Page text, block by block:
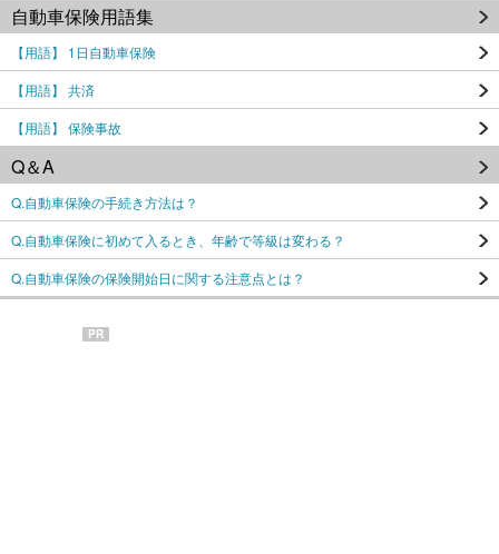
自動車保険用語集
【用語】 1日自動車保険
【用語】 共済
【用語】 保険事故
Q＆A
Q.自動車保険の手続き方法は？
Q.自動車保険に初めて入るとき、年齢で等級は変わる？
Q.自動車保険の保険開始日に関する注意点とは？
PR